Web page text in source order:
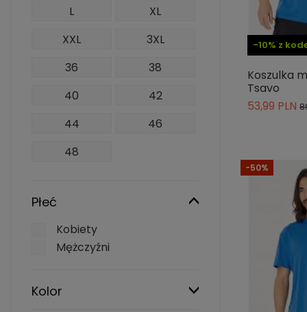
-10% z
Koszulka
Tsavo
53,99 PLN
-50%
L
XL
XXL
3XL
36
38
40
42
44
46
48
Płeć
Kobiety
Mężczyźni
Kolor